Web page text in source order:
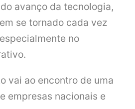
avanço da tecnologia,
se tornado cada vez
no
vai ao encontro de uma
empresas nacionais e